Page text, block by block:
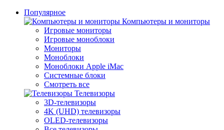
Популярное
Компьютеры и мониторы
Игровые мониторы
Игровые моноблоки
Мониторы
Моноблоки
Моноблоки Apple iMac
Системные блоки
Смотреть все
Телевизоры
3D-телевизоры
4K (UHD) телевизоры
OLED-телевизоры